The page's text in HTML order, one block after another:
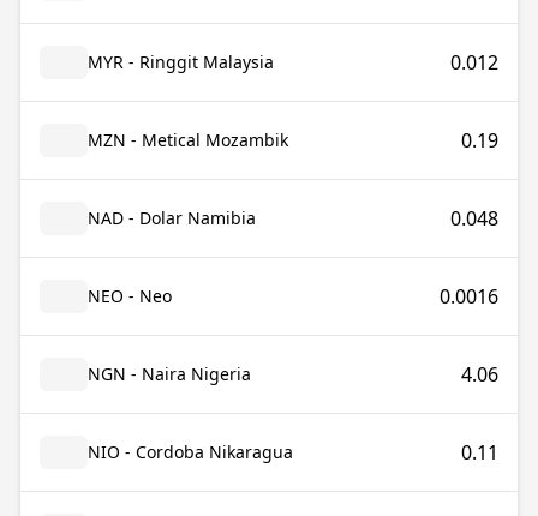
MYR - Ringgit Malaysia 0.012
MZN - Metical Mozambik 0.19
NAD - Dolar Namibia 0.048
NEO - Neo 0.0016
NGN - Naira Nigeria 4.06
NIO - Cordoba Nikaragua 0.11